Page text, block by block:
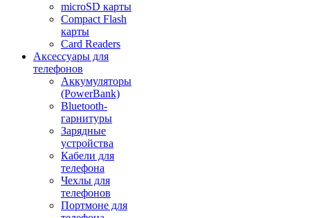
microSD карты
Compact Flash
карты
Card Readers
Аксессуары для
телефонов
Аккумуляторы
(PowerBank)
Bluetooth-
гарнитуры
Зарядные
устройства
Кабели для
телефона
Чехлы для
телефонов
Портмоне для